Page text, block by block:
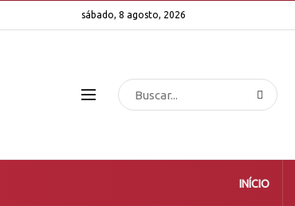
sábado, 8 agosto, 2026
INÍCIO